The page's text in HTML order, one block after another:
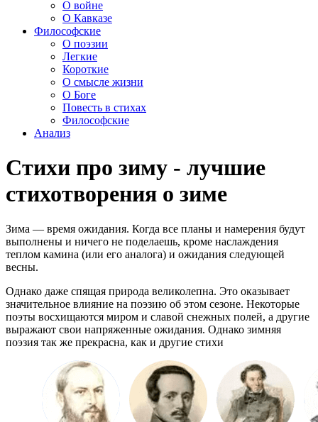
О войне
О Кавказе
Философские
О поэзии
Легкие
Короткие
О смысле жизни
О Боге
Повесть в стихах
Философские
Анализ
Стихи про зиму - лучшие
стихотворения о зиме
Зима — время ожидания. Когда все планы и намерения будут
выполнены и ничего не поделаешь, кроме наслаждения
теплом камина (или его аналога) и ожидания следующей
весны.
Однако даже спящая природа великолепна. Это оказывает
значительное влияние на поэзию об этом сезоне. Некоторые
поэты восхищаются миром и славой снежных полей, а другие
выражают свои напряженные ожидания. Однако зимняя
поэзия так же прекрасна, как и другие стихи